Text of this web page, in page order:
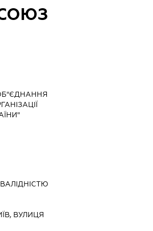
ВУЛИЦЯ